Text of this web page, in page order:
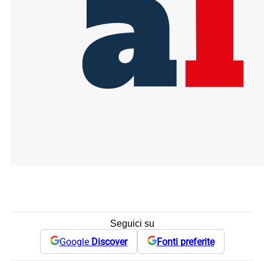
Seguici su
Google Discover Fonti preferite